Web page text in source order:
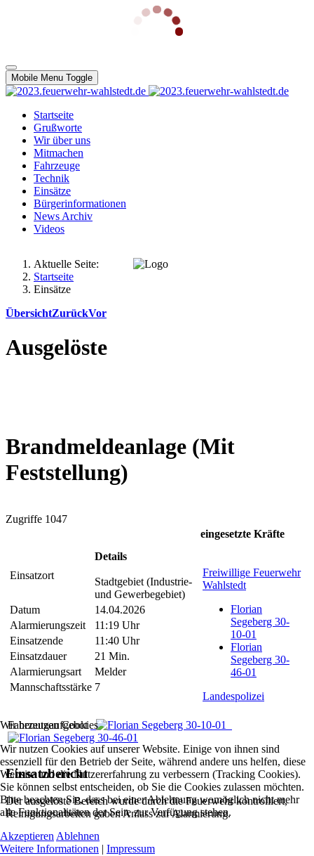
Mobile Menu Toggle
Startseite
Grußworte
Wir über uns
Mitmachen
Fahrzeuge
Technik
Einsätze
Bürgerinformationen
News Archiv
Videos
Aktuelle Seite:
Startseite
Einsätze
ÜbersichtZurückVor
Ausgelöste
Brandmeldeanlage (Mit
Feststellung)
Zugriffe 1047
Einsatzort
Details
Stadtgebiet (Industrie-
und Gewerbegebiet)
Datum
14.04.2026
Alarmierungszeit
11:19 Uhr
Einsatzende
11:40 Uhr
Einsatzdauer
21 Min.
Alarmierungsart
Melder
Mannschaftsstärke 7
eingesetzte Kräfte
Freiwillige Feuerwehr
Wahlstedt
Florian
Segeberg 30-
10-01
Florian
Segeberg 30-
46-01
Landespolizei
Fahrzeugaufgebot
Einsatzbericht
Der ausgelöste Bereich wurde durch die Feuerwehr kontrolliert,
Reinigungsarbeiten gaben Anlass zur Alarmierung.
Wir benutzen Cookies
Wir nutzen Cookies auf unserer Website. Einige von ihnen sind
essenziell für den Betrieb der Seite, während andere uns helfen, diese
Website und die Nutzererfahrung zu verbessern (Tracking Cookies).
Sie können selbst entscheiden, ob Sie die Cookies zulassen möchten.
Bitte beachten Sie, dass bei einer Ablehnung womöglich nicht mehr
alle Funktionalitäten der Seite zur Verfügung stehen.
Akzeptieren Ablehnen
Weitere Informationen | Impressum